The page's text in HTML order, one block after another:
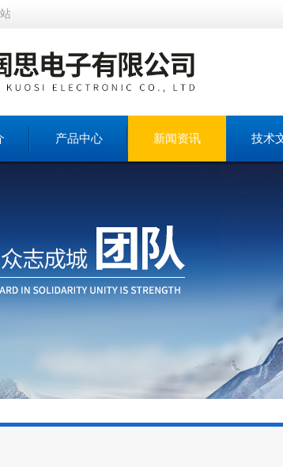
产品中心 新闻资讯 技术